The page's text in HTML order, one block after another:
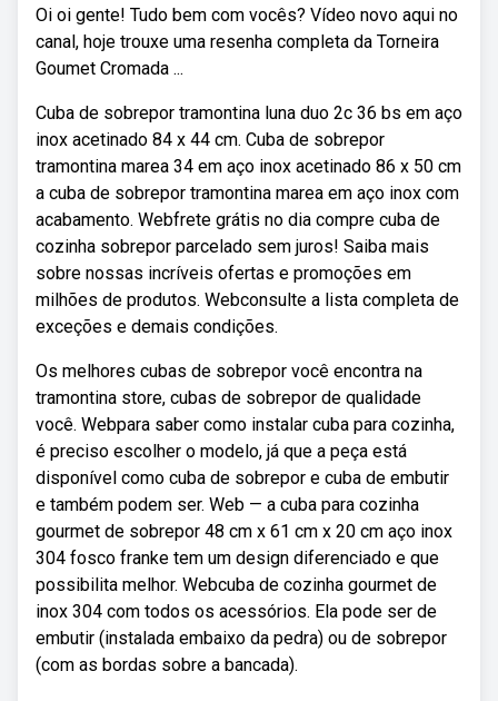
Oi oi gente! Tudo bem com vocês? Vídeo novo aqui no
canal, hoje trouxe uma resenha completa da Torneira
Goumet Cromada ...
Cuba de sobrepor tramontina luna duo 2c 36 bs em aço
inox acetinado 84 x 44 cm. Cuba de sobrepor
tramontina marea 34 em aço inox acetinado 86 x 50 cm
a cuba de sobrepor tramontina marea em aço inox com
acabamento. Webfrete grátis no dia compre cuba de
cozinha sobrepor parcelado sem juros! Saiba mais
sobre nossas incríveis ofertas e promoções em
milhões de produtos. Webconsulte a lista completa de
exceções e demais condições.
Os melhores cubas de sobrepor você encontra na
tramontina store, cubas de sobrepor de qualidade
você. Webpara saber como instalar cuba para cozinha,
é preciso escolher o modelo, já que a peça está
disponível como cuba de sobrepor e cuba de embutir
e também podem ser. Web — a cuba para cozinha
gourmet de sobrepor 48 cm x 61 cm x 20 cm aço inox
304 fosco franke tem um design diferenciado e que
possibilita melhor. Webcuba de cozinha gourmet de
inox 304 com todos os acessórios. Ela pode ser de
embutir (instalada embaixo da pedra) ou de sobrepor
(com as bordas sobre a bancada).